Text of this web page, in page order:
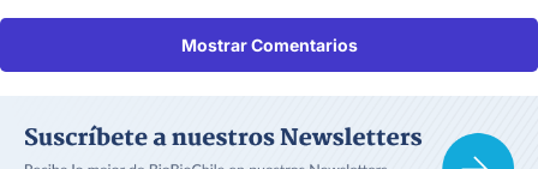
Mostrar Comentarios